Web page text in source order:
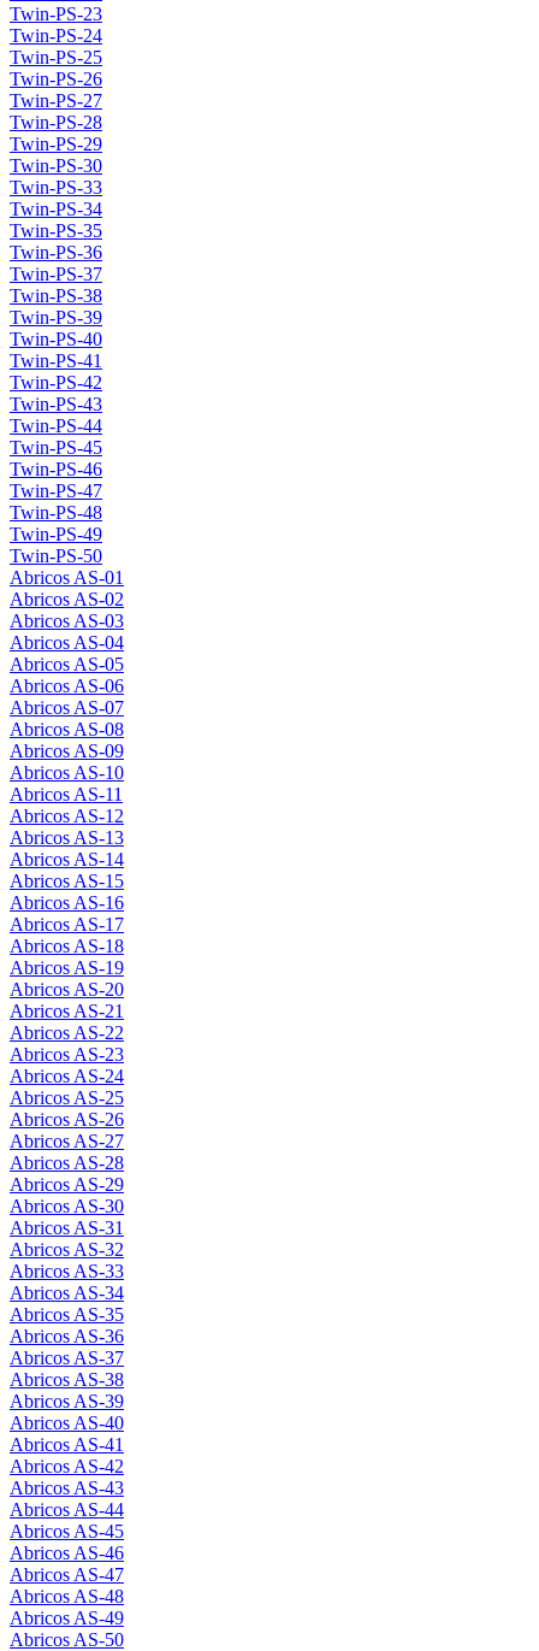
Twin-PS-23
Twin-PS-24
Twin-PS-25
Twin-PS-26
Twin-PS-27
Twin-PS-28
Twin-PS-29
Twin-PS-30
Twin-PS-33
Twin-PS-34
Twin-PS-35
Twin-PS-36
Twin-PS-37
Twin-PS-38
Twin-PS-39
Twin-PS-40
Twin-PS-41
Twin-PS-42
Twin-PS-43
Twin-PS-44
Twin-PS-45
Twin-PS-46
Twin-PS-47
Twin-PS-48
Twin-PS-49
Twin-PS-50
Abricos AS-01
Abricos AS-02
Abricos AS-03
Abricos AS-04
Abricos AS-05
Abricos AS-06
Abricos AS-07
Abricos AS-08
Abricos AS-09
Abricos AS-10
Abricos AS-11
Abricos AS-12
Abricos AS-13
Abricos AS-14
Abricos AS-15
Abricos AS-16
Abricos AS-17
Abricos AS-18
Abricos AS-19
Abricos AS-20
Abricos AS-21
Abricos AS-22
Abricos AS-23
Abricos AS-24
Abricos AS-25
Abricos AS-26
Abricos AS-27
Abricos AS-28
Abricos AS-29
Abricos AS-30
Abricos AS-31
Abricos AS-32
Abricos AS-33
Abricos AS-34
Abricos AS-35
Abricos AS-36
Abricos AS-37
Abricos AS-38
Abricos AS-39
Abricos AS-40
Abricos AS-41
Abricos AS-42
Abricos AS-43
Abricos AS-44
Abricos AS-45
Abricos AS-46
Abricos AS-47
Abricos AS-48
Abricos AS-49
Abricos AS-50